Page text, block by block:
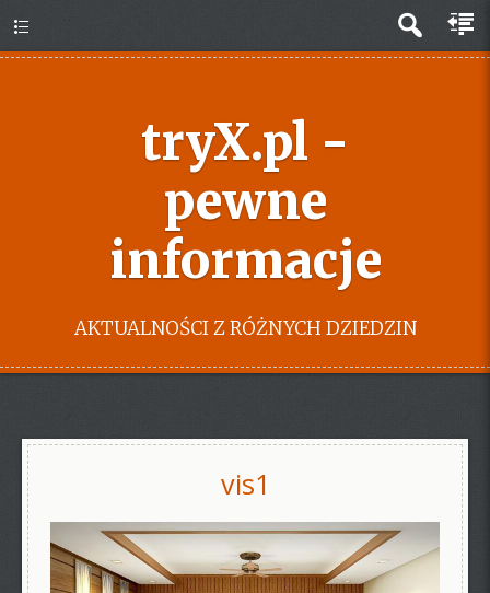
tryX.pl -
pewne
informacje
AKTUALNOŚCI Z RÓŻNYCH DZIEDZIN
vis1